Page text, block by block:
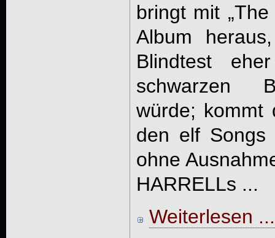
bringt mit
Album
Blindtest
schwarzen
würde; kommt
den elf Songs
ohne
HARRELLs ...
Weiterlesen ...